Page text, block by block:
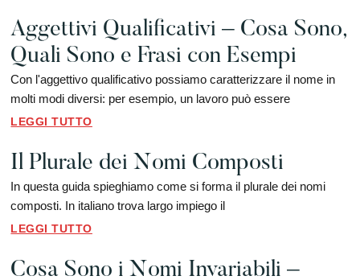
Aggettivi Qualificativi – Cosa Sono,
Quali Sono e Frasi con Esempi
Con l'aggettivo qualificativo possiamo caratterizzare il nome in
molti modi diversi: per esempio, un lavoro può essere
LEGGI TUTTO
Il Plurale dei Nomi Composti
In questa guida spieghiamo come si forma il plurale dei nomi
composti. In italiano trova largo impiego il
LEGGI TUTTO
Cosa Sono i Nomi Invariabili –